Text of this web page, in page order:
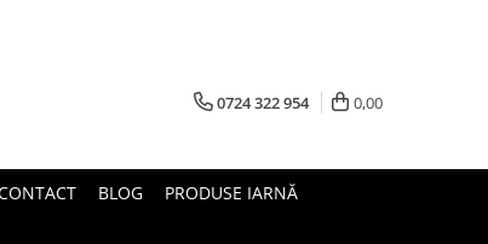
0724 322 954 0,00
BLOG PRODUSE IARNĂ